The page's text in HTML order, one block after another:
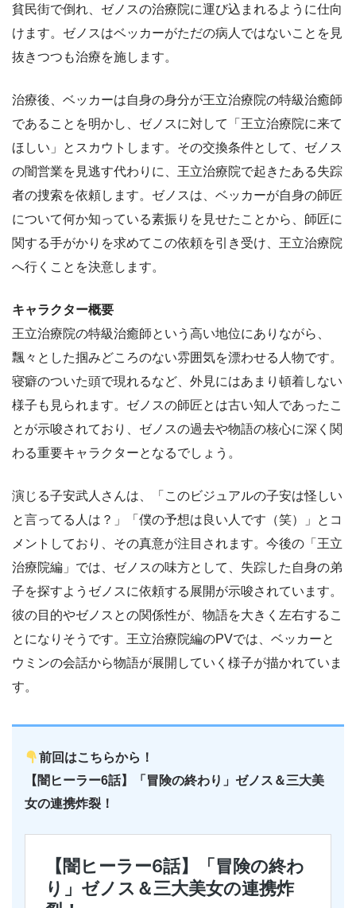
貧民街で倒れ、ゼノスの治療院に運び込まれるように仕向
けます。ゼノスはベッカーがただの病人ではないことを見
抜きつつも治療を施します。
治療後、ベッカーは自身の身分が王立治療院の特級治癒師
であることを明かし、ゼノスに対して「王立治療院に来て
ほしい」とスカウトします。その交換条件として、ゼノス
の闇営業を見逃す代わりに、王立治療院で起きたある失踪
者の捜索を依頼します。ゼノスは、ベッカーが自身の師匠
について何か知っている素振りを見せたことから、師匠に
関する手がかりを求めてこの依頼を引き受け、王立治療院
へ行くことを決意します。
キャラクター概要
王立治療院の特級治癒師という高い地位にありながら、
飄々とした掴みどころのない雰囲気を漂わせる人物です。
寝癖のついた頭で現れるなど、外見にはあまり頓着しない
様子も見られます。ゼノスの師匠とは古い知人であったこ
とが示唆されており、ゼノスの過去や物語の核心に深く関
わる重要キャラクターとなるでしょう。
演じる子安武人さんは、「このビジュアルの子安は怪しい
と言ってる人は？」「僕の予想は良い人です（笑）」とコ
メントしており、その真意が注目されます。今後の「王立
治療院編」では、ゼノスの味方として、失踪した自身の弟
子を探すようゼノスに依頼する展開が示唆されています。
彼の目的やゼノスとの関係性が、物語を大きく左右するこ
とになりそうです。王立治療院編のPVでは、ベッカーと
ウミンの会話から物語が展開していく様子が描かれていま
す。
前回はこちらから！
【闇ヒーラー6話】「冒険の終わり」ゼノス＆三大美
女の連携炸裂！